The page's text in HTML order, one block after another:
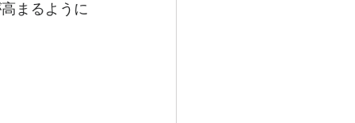
まるように